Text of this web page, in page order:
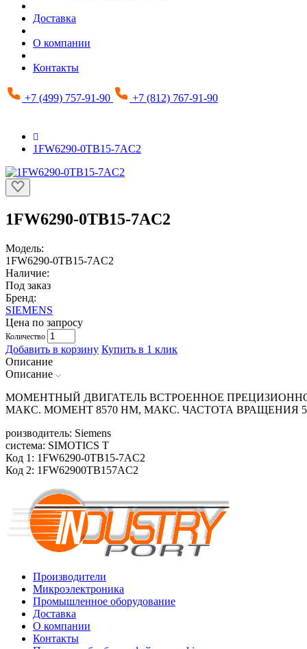
Доставка
О компании
Контакты
+7 (499) 757-91-90 +7 (812) 767-91-90
1FW6290-0TB15-7AC2
1FW6290-0TB15-7AC2
Модель:
1FW6290-0TB15-7AC2
Наличие:
Под заказ
Бренд:
SIEMENS
Цена по запросу
Количество
Добавить в корзину Купить в 1 клик
Описание
Описание
МОМЕНТНЫЙ ДВИГАТЕЛЬ ВСТРОЕННОЕ
МАКС. МОМЕНТ 8570 HM, МАКС. ЧАСТОТА
роизводитель: Siemens
система: SIMOTICS T
Код 1: 1FW6290-0TB15-7AC2
Код 2: 1FW62900TB157AC2
Производители
Микроэлектроника
Промышленное оборудование
Доставка
О компании
Контакты